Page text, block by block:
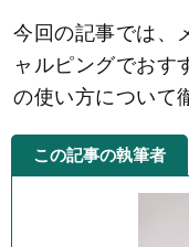
今回の記事では、
ャルピングでおす
の使い方について
この記事の執筆者